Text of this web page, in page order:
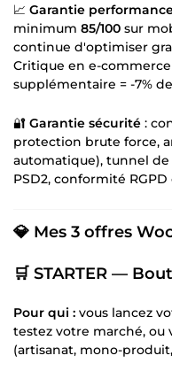
📈 Garantie
minimum 85/100 sur
continue d'optimiser
Critique en e-
supplémentaire = -7%
🔐 Garantie sécurité :
protection brute force,
automatique), tunnel
PSD2, conformité RGPD
💎 Mes 3 offres
🛒 STARTER —
Pour qui : vous lancez
testez votre marché, ou
(artisanat, mono-